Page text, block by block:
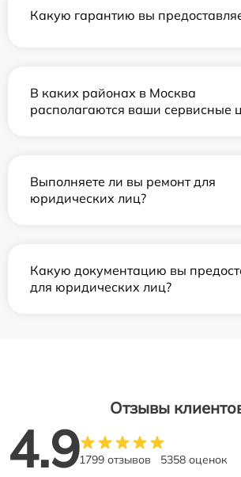
Какую гарантию вы
В каких районах в Москва
располагаются ваши сервисные
Выполняете ли вы ремонт для
юридических лиц?
Какую документацию вы
для юридических лиц?
Отзывы
4.91799 отзывов 5358 оценок